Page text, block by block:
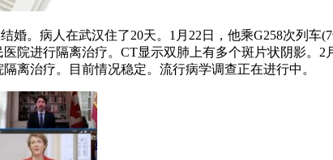
婚。病人在武汉住了20天。1月22日，他乘G258次列
院进行隔离治疗。CT显示双肺上有多个斑片状阴影。
离治疗。目前情况稳定。流行病学调查正在进行中。